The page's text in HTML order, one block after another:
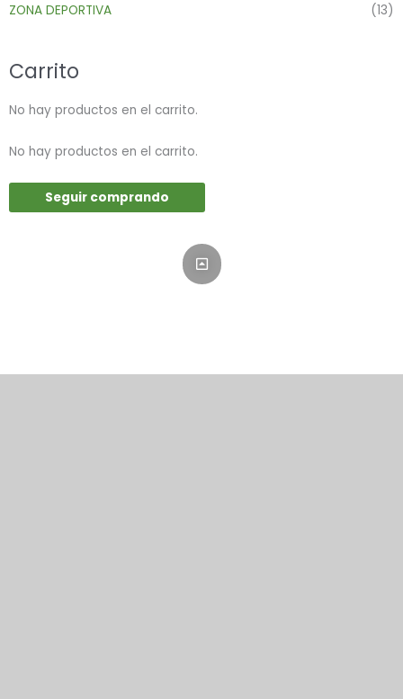
ZONA DEPORTIVA
(13)
Carrito
No hay productos en el carrito.
No hay productos en el carrito.
Seguir comprando